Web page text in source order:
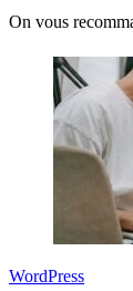
On vous
WordPress